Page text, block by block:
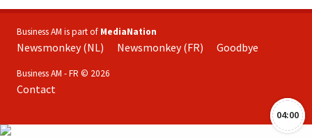
04:00
Business AM is part of MediaNation
Newsmonkey (NL) Newsmonkey (FR) Goodbye
Business AM - FR © 2026
Contact